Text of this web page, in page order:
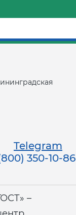
Telegram
350-10-86
–